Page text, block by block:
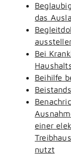
das
Bei
Beihilfe
einer
nutzt